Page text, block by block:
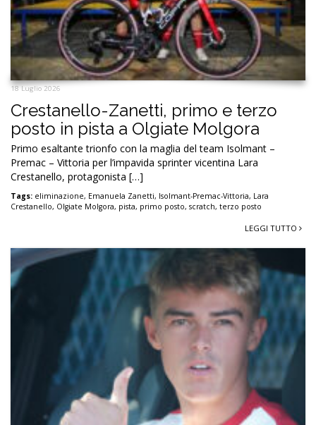
18 Luglio 2026
Crestanello-Zanetti, primo e terzo
posto in pista a Olgiate Molgora
Primo esaltante trionfo con la maglia del team Isolmant –
Premac – Vittoria per l’impavida sprinter vicentina Lara
Crestanello, protagonista […]
Tags: eliminazione, Emanuela Zanetti, Isolmant-Premac-Vittoria, Lara
Crestanello, Olgiate Molgora, pista, primo posto, scratch, terzo posto
LEGGI TUTTO